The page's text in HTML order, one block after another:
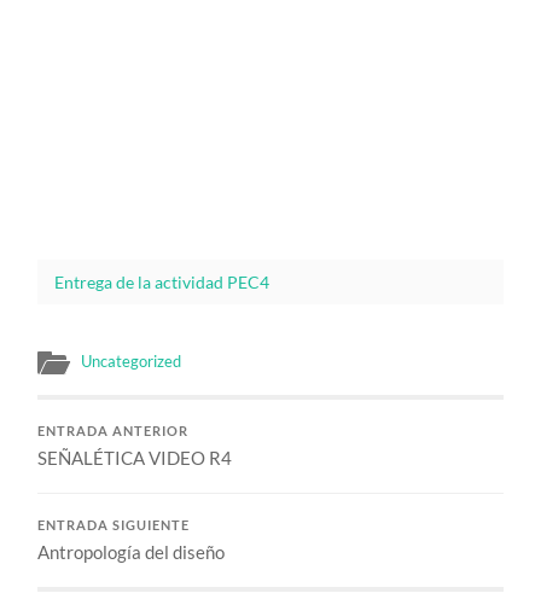
Entrega de la actividad PEC4
Uncategorized
ENTRADA ANTERIOR
SEÑALÉTICA VIDEO R4
ENTRADA SIGUIENTE
Antropología del diseño